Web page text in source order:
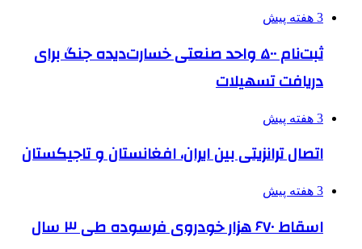
3 هفته پیش
ثبت‌نام ۵۰۰ واحد صنعتی خسارت‌دیده جنگ برای
دریافت تسهیلات
3 هفته پیش
اتصال ترانزیتی بین ایران، افغانستان و تاجیکستان
3 هفته پیش
اسقاط ۶۷۰ هزار خودروی فرسوده طی ۳ سال